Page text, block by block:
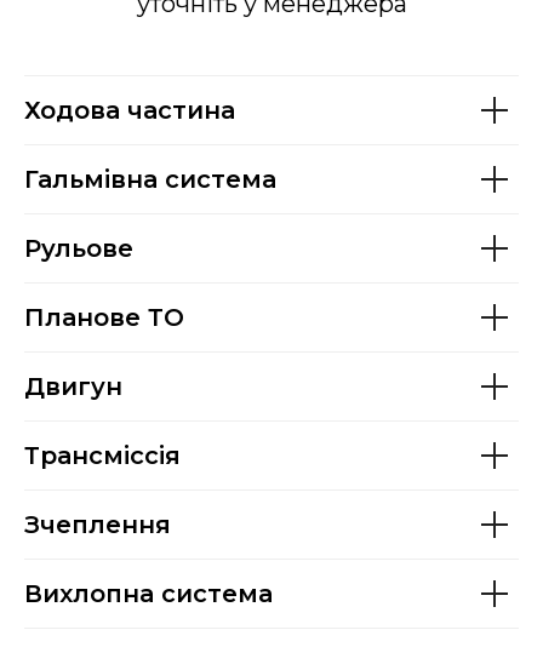
Ходова частина
Гальмівна система
Рульове
Планове ТО
Двигун
Трансміссія
Зчеплення
Вихлопна система